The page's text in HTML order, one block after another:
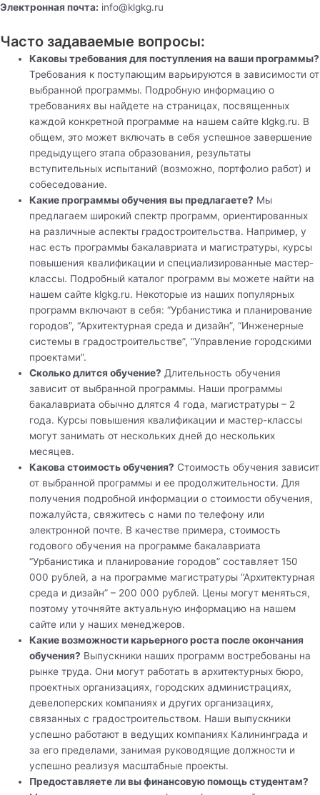
Электронная почта: info@klgkg.ru
Часто задаваемые вопросы:
Каковы требования для поступления на ваши программы?
Требования к поступающим варьируются в зависимости от
выбранной программы. Подробную информацию о
требованиях вы найдете на страницах, посвященных
каждой конкретной программе на нашем сайте klgkg.ru. В
общем, это может включать в себя успешное завершение
предыдущего этапа образования, результаты
вступительных испытаний (возможно, портфолио работ) и
собеседование.
Какие программы обучения вы предлагаете? Мы
предлагаем широкий спектр программ, ориентированных
на различные аспекты градостроительства. Например, у
нас есть программы бакалавриата и магистратуры, курсы
повышения квалификации и специализированные мастер-
классы. Подробный каталог программ вы можете найти на
нашем сайте klgkg.ru. Некоторые из наших популярных
программ включают в себя: “Урбанистика и планирование
городов”, “Архитектурная среда и дизайн”, “Инженерные
системы в градостроительстве”, “Управление городскими
проектами”.
Сколько длится обучение? Длительность обучения
зависит от выбранной программы. Наши программы
бакалавриата обычно длятся 4 года, магистратуры – 2
года. Курсы повышения квалификации и мастер-классы
могут занимать от нескольких дней до нескольких
месяцев.
Какова стоимость обучения? Стоимость обучения зависит
от выбранной программы и ее продолжительности. Для
получения подробной информации о стоимости обучения,
пожалуйста, свяжитесь с нами по телефону или
электронной почте. В качестве примера, стоимость
годового обучения на программе бакалавриата
“Урбанистика и планирование городов” составляет 150
000 рублей, а на программе магистратуры “Архитектурная
среда и дизайн” – 200 000 рублей. Цены могут меняться,
поэтому уточняйте актуальную информацию на нашем
сайте или у наших менеджеров.
Какие возможности карьерного роста после окончания
обучения? Выпускники наших программ востребованы на
рынке труда. Они могут работать в архитектурных бюро,
проектных организациях, городских администрациях,
девелоперских компаниях и других организациях,
связанных с градостроительством. Наши выпускники
успешно работают в ведущих компаниях Калининграда и
за его пределами, занимая руководящие должности и
успешно реализуя масштабные проекты.
Предоставляете ли вы финансовую помощь студентам?